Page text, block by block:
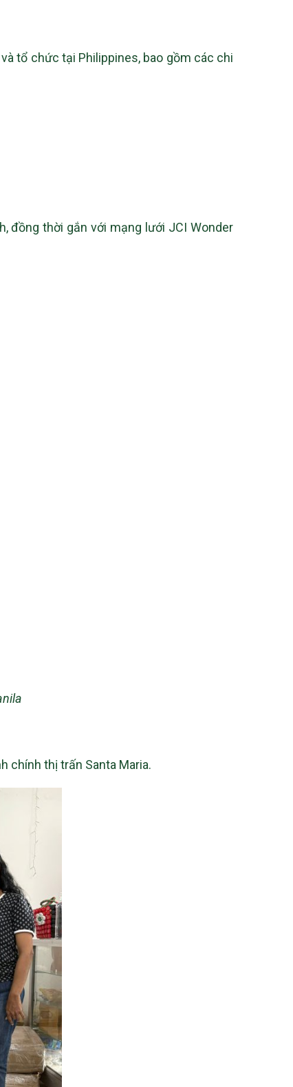
tổ chức tại Philippines, bao gồm các chi
đồng thời gắn với mạng lưới JCI Wonder
chính thị trấn Santa Maria.